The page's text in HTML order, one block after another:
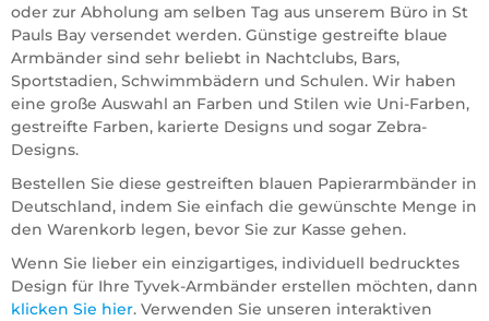
oder zur Abholung am selben Tag aus unserem Büro in St
Pauls Bay versendet werden. Günstige gestreifte blaue
Armbänder sind sehr beliebt in Nachtclubs, Bars,
Sportstadien, Schwimmbädern und Schulen. Wir haben
eine große Auswahl an Farben und Stilen wie Uni-Farben,
gestreifte Farben, karierte Designs und sogar Zebra-
Designs.
Bestellen Sie diese gestreiften blauen Papierarmbänder in
Deutschland, indem Sie einfach die gewünschte Menge in
den Warenkorb legen, bevor Sie zur Kasse gehen.
Wenn Sie lieber ein einzigartiges, individuell bedrucktes
Design für Ihre Tyvek-Armbänder erstellen möchten, dann
klicken Sie hier. Verwenden Sie unseren interaktiven